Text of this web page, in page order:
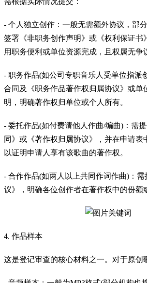
- 个人独立创作：一般无需额外协议，部
签署《非职务创作声明》或《权利保证书
用职务便利或单位资源完成，且权属无争
- 职务作品(如公司专职音乐人受单位指派
合同及《职务作品著作权归属协议》或单
明，明确著作权归单位或个人所有。
- 委托作品(如付费请他人作曲/编曲)：需
同》或《著作权归属协议》，并在申请表
以证明申请人享有该歌曲的著作权。
- 合作作品(如两人以上共同作词作曲)：
议》，明确各位创作者在著作权中的份额
4. 作品样本
这是登记审查的核心材料之一。对于原创